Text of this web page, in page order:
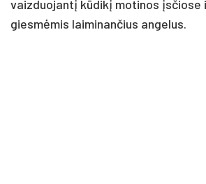
vaizduojantį kūdikį motinos įsčiose
giesmėmis laiminančius angelus.